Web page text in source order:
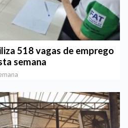
518 vagas de emprego
semana